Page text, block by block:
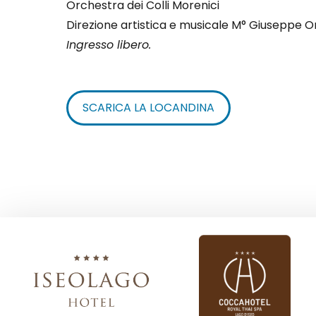
Orchestra dei Colli Morenici
Direzione artistica e musicale M° Giuseppe
Ingresso libero.
SCARICA LA LOCANDINA